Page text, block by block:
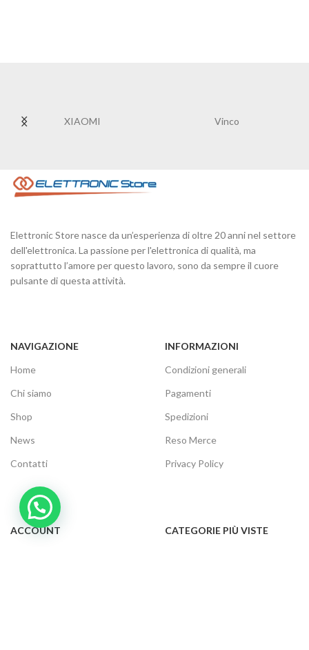
XIAOMI Vinco
Elettronic Store nasce da un’esperienza di oltre 20 anni nel settore
dell'elettronica. La passione per l'elettronica di qualità, ma
soprattutto l’amore per questo lavoro, sono da sempre il cuore
pulsante di questa attività.
NAVIGAZIONE
Home
Chi siamo
Shop
News
Contatti
INFORMAZIONI
Condizioni generali
Pagamenti
Spedizioni
Reso Merce
Privacy Policy
ACCOUNT
CATEGORIE PIÙ VISTE